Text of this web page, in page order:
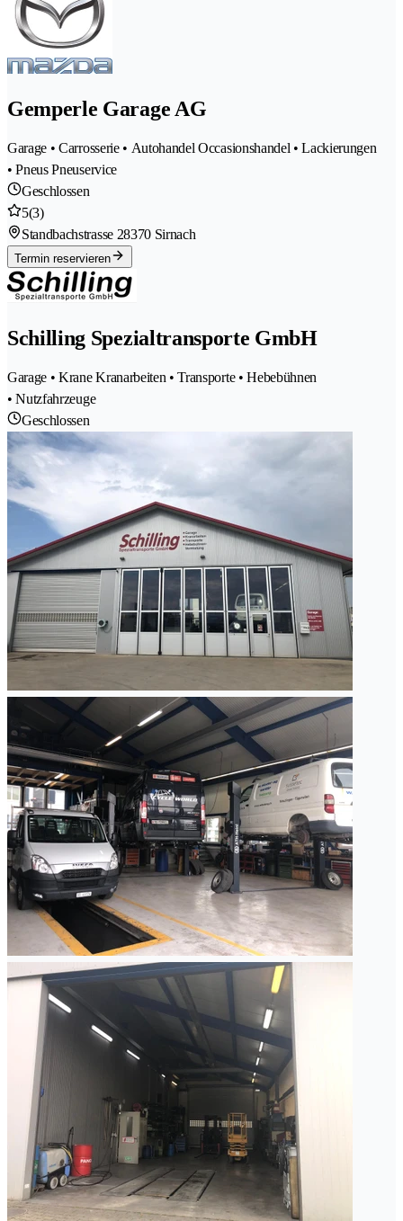
Gemperle Garage AG
Garage • Carrosserie • Autohandel Occasionshandel • Lackierungen
• Pneus Pneuservice
Geschlossen
5(3)
Standbachstrasse 28370 Sirnach
Termin reservieren
Schilling Spezialtransporte GmbH
Garage • Krane Kranarbeiten • Transporte • Hebebühnen
• Nutzfahrzeuge
Geschlossen